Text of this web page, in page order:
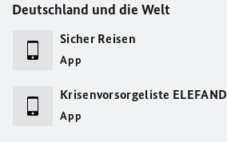
Deutschland und die Welt
Sicher Reisen
App
Krisenvorsorgeliste ELEFAND
App